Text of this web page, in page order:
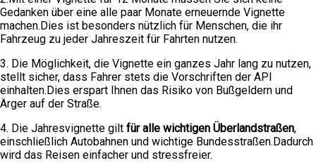
Gedanken über eine alle paar Monate erneuernde Vignette
machen.Dies ist besonders nützlich für Menschen, die ihr
Fahrzeug zu jeder Jahreszeit für Fahrten nutzen.
3. Die Möglichkeit, die Vignette ein ganzes Jahr lang zu nutzen,
stellt sicher, dass Fahrer stets die Vorschriften der API
einhalten.Dies erspart Ihnen das Risiko von Bußgeldern und
Ärger auf der Straße.
4. Die Jahresvignette gilt für alle wichtigen Überlandstraßen,
einschließlich Autobahnen und wichtige Bundesstraßen.Dadurch
wird das Reisen einfacher und stressfreier.